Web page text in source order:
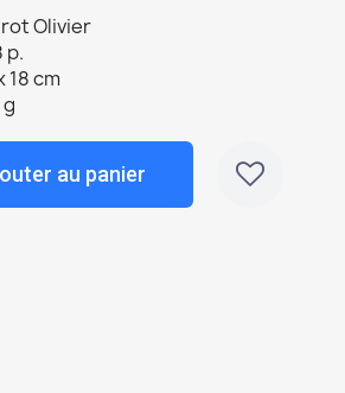
Olivier
p.
18 cm
g
au panier